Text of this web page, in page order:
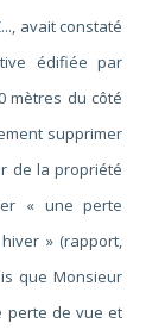
avait constaté
édifiée par
mètres du côté
supprimer
de la propriété
« une perte
» (rapport,
que Monsieur
perte de vue et